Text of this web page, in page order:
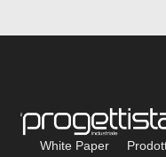
White Paper